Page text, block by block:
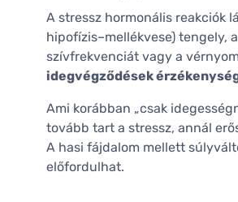
A stressz hormonális reakciók
hipofízis–mellékvese) tengely,
szívfrekvenciát vagy a
idegvégződések
Ami korábban „csak
tovább tart a stressz, annál
A hasi fájdalom mellett
előfordulhat.